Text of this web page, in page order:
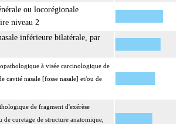
ou locorégionale
niveau 2
inférieure bilatérale, par
à visée carcinologique de
cavité nasale [fosse nasale] et/ou de
de fragment d'exérèse
de curetage de structure anatomique,